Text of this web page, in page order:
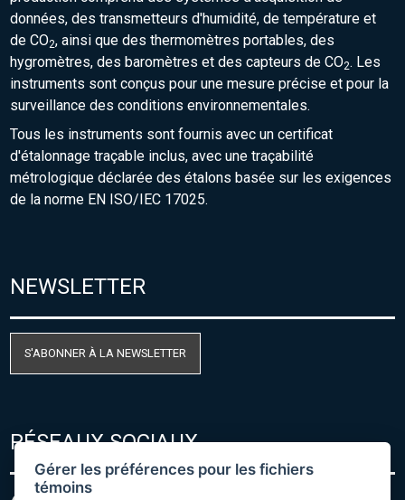
données, des transmetteurs d'humidité, de température et
de CO2, ainsi que des thermomètres portables, des
hygromètres, des baromètres et des capteurs de CO2. Les
instruments sont conçus pour une mesure précise et pour la
surveillance des conditions environnementales.
Tous les instruments sont fournis avec un certificat
d'étalonnage traçable inclus, avec une traçabilité
métrologique déclarée des étalons basée sur les exigences
de la norme EN ISO/IEC 17025.
NEWSLETTER
S'ABONNER À LA NEWSLETTER
RÉSEAUX SOCIAUX
Gérer les préférences pour les fichiers
témoins